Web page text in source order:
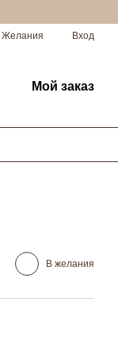
Желания Вход
Мой заказ
В желания